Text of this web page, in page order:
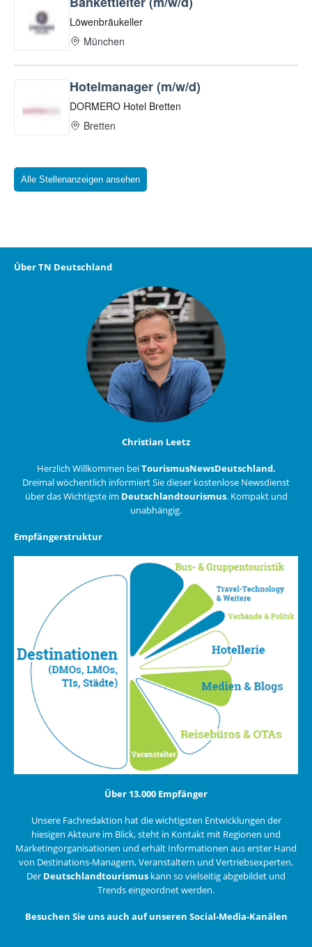
Alle Stellenanzeigen ansehen
Über TN Deutschland
Christian Leetz
Herzlich Willkommen beiTourismusNewsDeutschland.
Dreimal wöchentlich informiert Sie dieser kostenlose Newsdienst
über das Wichtigste im Deutschlandtourismus. Kompakt und
unabhängig.
Empfängerstruktur
Über 13.000 Empfänger
Unsere Fachredaktion hat die wichtigsten Entwicklungen der
hiesigen Akteure im Blick, steht in Kontakt mit Regionen und
Marketingorganisationen und erhält Informationen aus erster Hand
von Destinations-Managern, Veranstaltern und Vertriebsexperten.
Der Deutschlandtourismus kann so vielseitig abgebildet und
Trends eingeordnet werden.
Besuchen Sie uns auch auf unseren Social-Media-Kanälen